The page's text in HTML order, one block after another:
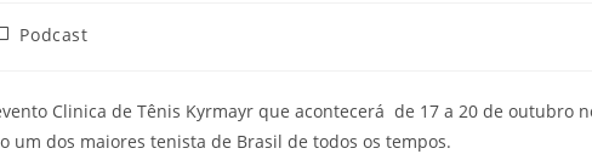
Podcast
Clinica de Tênis Kyrmayr que acontecerá de 17 a 20 de outubro
um dos maiores tenista de Brasil de todos os tempos.